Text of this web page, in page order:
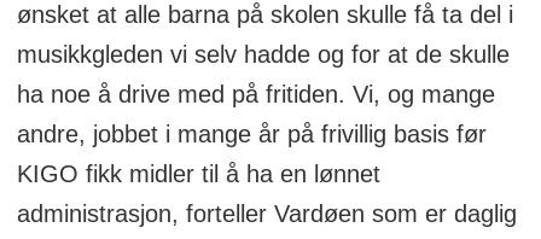
ønsket at alle barna på skolen skulle få ta del i
musikkgleden vi selv hadde og for at de skulle
ha noe å drive med på fritiden. Vi, og mange
andre, jobbet i mange år på frivillig basis før
KIGO fikk midler til å ha en lønnet
administrasjon, forteller Vardøen som er daglig